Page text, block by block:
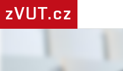
zVUT.cz